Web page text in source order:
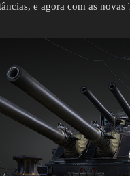
e agora com as novas